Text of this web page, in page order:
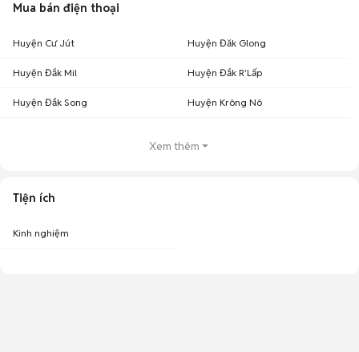
Mua bán điện thoại
Huyện Cư Jút Huyện Đăk Glong
Huyện Đắk Mil Huyện Đắk R'Lấp
Huyện Đắk Song Huyện Krông Nô
Xem thêm
Tiện ích
Kinh nghiệm